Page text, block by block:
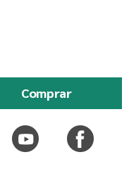
Comprar